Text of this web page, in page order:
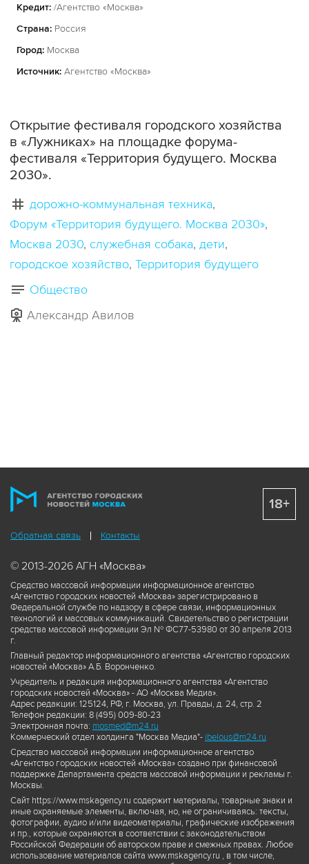
Кредит: /Агентство «Москва»
Страна: Россия
Город: Москва
Источник: Агентство «Москва»
Открытие фестиваля городского хозяйства
в «Лужниках» на площадке форума-
фестиваля «Территория будущего. Москва
2030».
дорожно-коммунальная техника
Форум «Территория будущего. Москва 2030»
Москва 2030 служебная собака дети
городское хозяйство Территория будущего
Общество
Александр Авилов
Обратная связь Контакты
© 2013-2026 АГН «Москва»
Средство массовой информации информационное агентство
«Агентство городских новостей «Москва» зарегистрировано в
Федеральной службе по надзору в сфере связи, информационных
технологий и массовых коммуникаций. Свидетельство о регистрации
средства массовой информации Эл № ФС77-53980 от 30 апреля 2013
г.
Главный редактор информационного агентства «Агентство городских
новостей «Москва» А.Б. Воронченко.
Учредитель и редакция информационного агентства «Агентство
городских новостей «Москва» - АО «Москва Медиа».
Адрес редакции: 125124, РФ, г. Москва, ул. Правды, д. 24, стр. 2
Телефон редакции: 8 (495) 009-80-23
Электронная почта: mosmed@m24.ru
Коммерческий отдел холдинга "Москва Медиа"- ibelous@m24.ru
Средство массовой информации информационное агентство
«Агентство городских новостей «Москва» создано при финансовой
поддержке Департамента средств массовой информации и рекламы г.
Москвы.
Сайт https://www.mskagency.ru содержит материалы, товарные знаки и
иные охраняемые элементы, включая, но, не ограничиваясь: тексты,
фотографии, аудио и/или видеоматериалы, графические изображения
и пр., которые охраняются в соответствии с законодательством
Российской Федерации об авторском праве и смежных правах. Любое
использование материалов сайта www.mskagency.ru , в том числе,
18+